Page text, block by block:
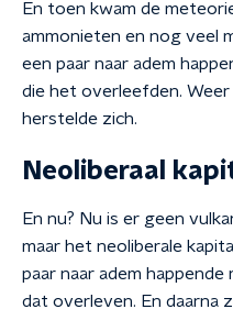
En toen kwam de
ammonieten en nog veel
een paar naar adem
die het overleefden.
herstelde zich.
Neoliberaal
En nu? Nu is er geen
maar het neoliberale
paar naar adem
dat overleven. En daarna